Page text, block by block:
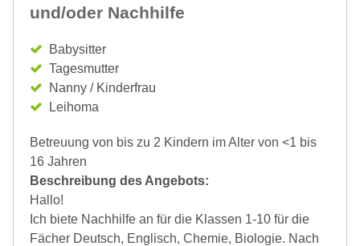
und/oder Nachhilfe
Babysitter
Tagesmutter
Nanny / Kinderfrau
Leihoma
Betreuung von bis zu 2 Kindern im Alter von <1 bis
16 Jahren
Beschreibung des Angebots:
Hallo!
Ich biete Nachhilfe an für die Klassen 1-10 für die
Fächer Deutsch, Englisch, Chemie, Biologie. Nach